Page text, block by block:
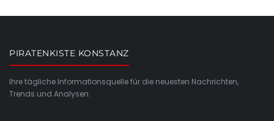
PIRATENKISTE KONSTANZ
Ihre tägliche Informationsquelle für die neuesten Nachrichten,
Trends und Analysen.